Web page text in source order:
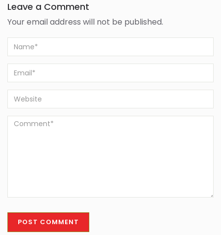
Leave a Comment
Your email address will not be published.